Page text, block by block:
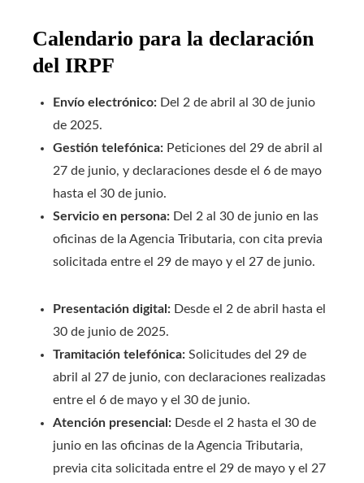
Calendario para la declaración
del IRPF
Envío electrónico: Del 2 de abril al 30 de junio
de 2025.
Gestión telefónica: Peticiones del 29 de abril al
27 de junio, y declaraciones desde el 6 de mayo
hasta el 30 de junio.
Servicio en persona: Del 2 al 30 de junio en las
oficinas de la Agencia Tributaria, con cita previa
solicitada entre el 29 de mayo y el 27 de junio.
Presentación digital: Desde el 2 de abril hasta el
30 de junio de 2025.
Tramitación telefónica: Solicitudes del 29 de
abril al 27 de junio, con declaraciones realizadas
entre el 6 de mayo y el 30 de junio.
Atención presencial: Desde el 2 hasta el 30 de
junio en las oficinas de la Agencia Tributaria,
previa cita solicitada entre el 29 de mayo y el 27